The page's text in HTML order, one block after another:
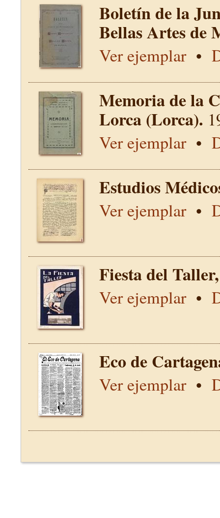
Boletín de la
Bellas Artes
Ver ejemplar•
Memoria de la
Lorca (Lorca).
Ver ejemplar•
Estudios
Ver ejemplar•
Fiesta del
Ver ejemplar•
Eco de
Ver ejemplar•